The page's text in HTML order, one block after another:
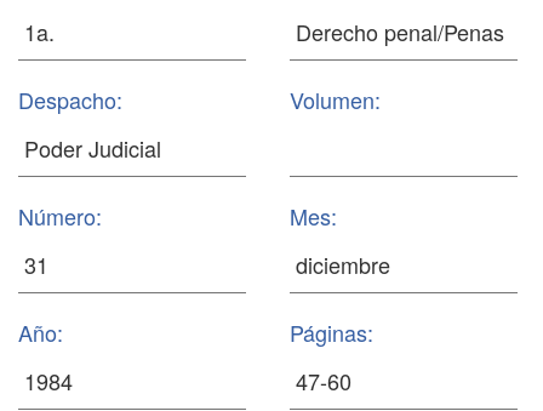
Despacho: Volumen:
Número: Mes:
Año: Páginas: